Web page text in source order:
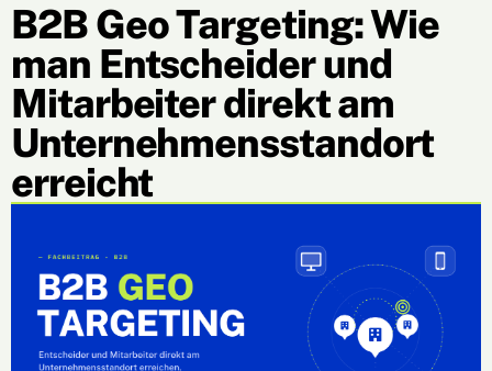
B2B Geo Targeting: Wie
man Entscheider und
Mitarbeiter direkt am
Unternehmensstandort
erreicht